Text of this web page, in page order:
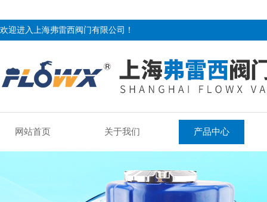
欢迎进入上海弗雷西阀门有限公司！
网站首页 关于我们 产品中心